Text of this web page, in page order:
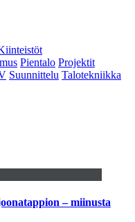
Pientalo Projektit
Suunnittelu Talotekniikka
– miinusta